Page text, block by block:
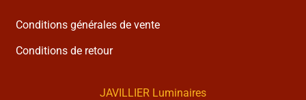
Conditions générales de vente
Conditions de retour
JAVILLIER Luminaires